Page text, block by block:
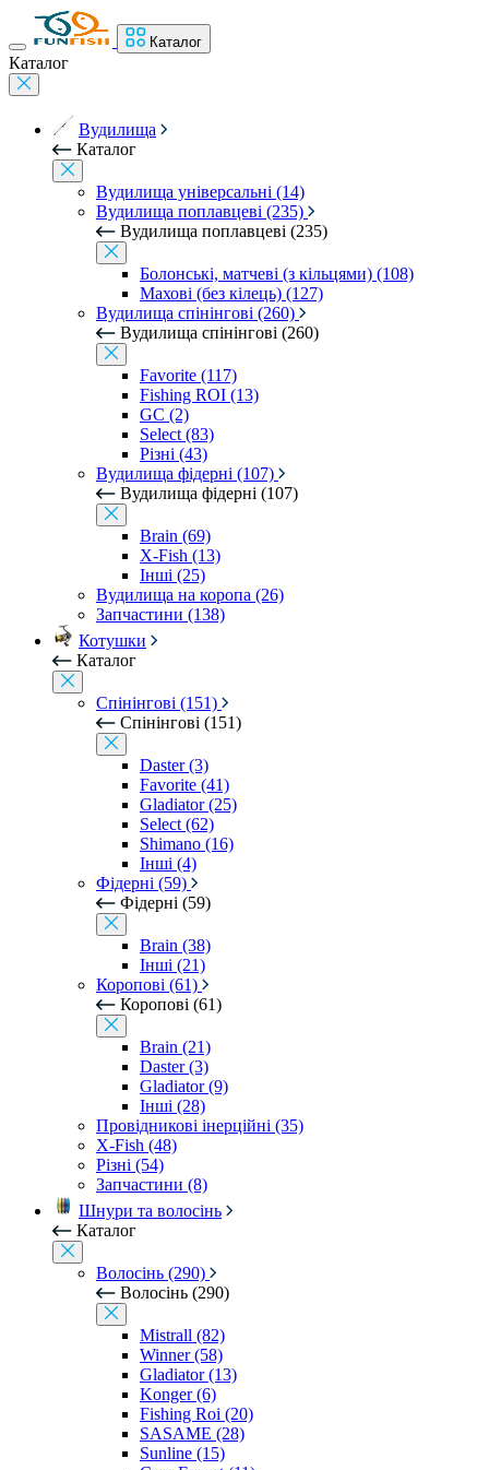
Каталог
Каталог
Вудилища
Каталог
Вудилища універсальні (14)
Вудилища поплавцеві (235)
Вудилища поплавцеві (235)
Болонські, матчеві (з кільцями) (108)
Махові (без кілець) (127)
Вудилища спінінгові (260)
Вудилища спінінгові (260)
Favorite (117)
Fishing ROI (13)
GC (2)
Select (83)
Різні (43)
Вудилища фідерні (107)
Вудилища фідерні (107)
Brain (69)
X-Fish (13)
Інші (25)
Вудилища на коропа (26)
Запчастини (138)
Котушки
Каталог
Спінінгові (151)
Спінінгові (151)
Daster (3)
Favorite (41)
Gladiator (25)
Select (62)
Shimano (16)
Інші (4)
Фідерні (59)
Фідерні (59)
Brain (38)
Інші (21)
Коропові (61)
Коропові (61)
Brain (21)
Daster (3)
Gladiator (9)
Інші (28)
Провідникові інерційні (35)
X-Fish (48)
Різні (54)
Запчастини (8)
Шнури та волосінь
Каталог
Волосінь (290)
Волосінь (290)
Mistrall (82)
Winner (58)
Gladiator (13)
Konger (6)
Fishing Roi (20)
SASAME (28)
Sunline (15)